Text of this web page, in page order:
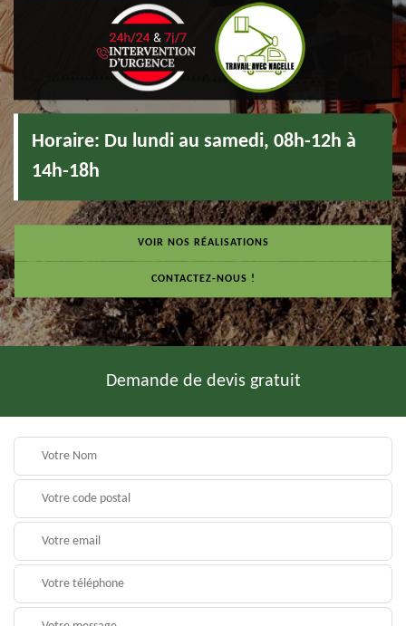
Horaire: Du lundi au samedi, 08h-12h à
14h-18h
VOIR NOS RÉALISATIONS
CONTACTEZ-NOUS !
Demande de devis gratuit